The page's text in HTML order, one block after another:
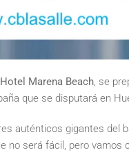
Marena Beach, se
que se disputará en
auténticos gigantes del
no será fácil, pero